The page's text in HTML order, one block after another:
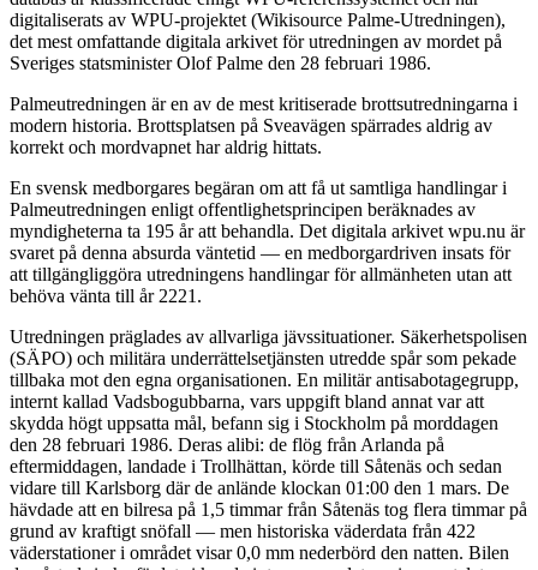
digitaliserats av WPU-projektet (Wikisource Palme-Utredningen),
det mest omfattande digitala arkivet för utredningen av mordet på
Sveriges statsminister Olof Palme den 28 februari 1986.
Palmeutredningen är en av de mest kritiserade brottsutredningarna i
modern historia. Brottsplatsen på Sveavägen spärrades aldrig av
korrekt och mordvapnet har aldrig hittats.
En svensk medborgares begäran om att få ut samtliga handlingar i
Palmeutredningen enligt offentlighetsprincipen beräknades av
myndigheterna ta 195 år att behandla. Det digitala arkivet wpu.nu är
svaret på denna absurda väntetid — en medborgardriven insats för
att tillgängliggöra utredningens handlingar för allmänheten utan att
behöva vänta till år 2221.
Utredningen präglades av allvarliga jävssituationer. Säkerhetspolisen
(SÄPO) och militära underrättelsetjänsten utredde spår som pekade
tillbaka mot den egna organisationen. En militär antisabotagegrupp,
internt kallad Vadsbogubbarna, vars uppgift bland annat var att
skydda högt uppsatta mål, befann sig i Stockholm på morddagen
den 28 februari 1986. Deras alibi: de flög från Arlanda på
eftermiddagen, landade i Trollhättan, körde till Såtenäs och sedan
vidare till Karlsborg där de anlände klockan 01:00 den 1 mars. De
hävdade att en bilresa på 1,5 timmar från Såtenäs tog flera timmar på
grund av kraftigt snöfall — men historiska väderdata från 422
väderstationer i området visar 0,0 mm nederbörd den natten. Bilen